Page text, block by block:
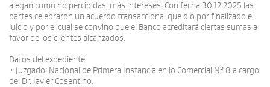
alegan como no percibidas, más intereses. Con fecha 30.12.2025 las
partes celebraron un acuerdo transaccional que dio por finalizado el
juicio y por el cual se convino que el Banco acreditará ciertas sumas a
favor de los clientes alcanzados.
Datos del expediente:
• Juzgado: Nacional de Primera Instancia en lo Comercial N° 8 a cargo
del Dr. Javier Cosentino.